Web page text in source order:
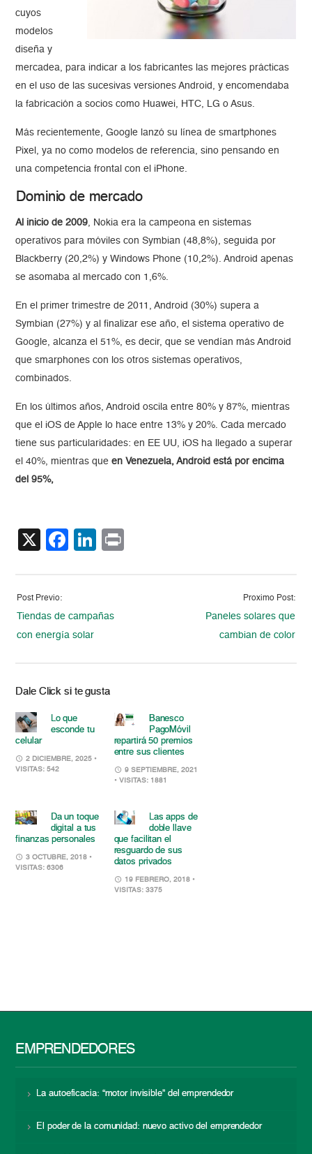
cuyos
modelos
diseña y
mercadea, para indicar a los fabricantes las mejores prácticas
en el uso de las sucesivas versiones Android, y encomendaba
la fabricación a socios como Huawei, HTC, LG o Asus.
Más recientemente, Google lanzó su línea de smartphones
Pixel, ya no como modelos de referencia, sino pensando en
una competencia frontal con el iPhone.
Dominio de mercado
Al inicio de 2009, Nokia era la campeona en sistemas
operativos para móviles con Symbian (48,8%), seguida por
Blackberry (20,2%) y Windows Phone (10,2%). Android apenas
se asomaba al mercado con 1,6%.
En el primer trimestre de 2011, Android (30%) supera a
Symbian (27%) y al finalizar ese año, el sistema operativo de
Google, alcanza el 51%, es decir, que se vendían más Android
que smarphones con los otros sistemas operativos,
combinados.
En los últimos años, Android oscila entre 80% y 87%, mientras
que el iOS de Apple lo hace entre 13% y 20%. Cada mercado
tiene sus particularidades: en EE UU, iOS ha llegado a superar
el 40%, mientras queen Venezuela, Android está por encima
del 95%,
X Facebook
LinkedIn
Post Previo:
Tiendas de campañas
con energía solar
Proximo Post:
Paneles solares que
cambian de color
Dale Click si te gusta
Lo que
esconde tu
celular
2 DICIEMBRE, 2025 •
VISITAS: 542
Banesco
PagoMóvil
repartirá 50 premios
entre sus clientes
9 SEPTIEMBRE, 2021
• VISITAS: 1881
Da un toque
digital a tus
finanzas personales
3 OCTUBRE, 2018 •
VISITAS: 6306
Las apps de
doble llave
que facilitan el
resguardo de sus
datos privados
19 FEBRERO, 2018 •
VISITAS: 3375
EMPRENDEDORES
La autoeficacia: “motor invisible” del emprendedor
El poder de la comunidad: nuevo activo del emprendedor